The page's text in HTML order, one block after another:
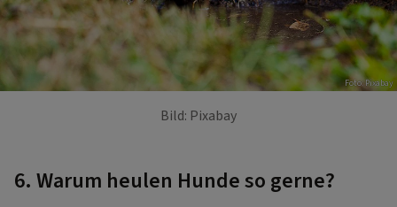
Foto: Pixabay
Bild: Pixabay
6. Warum heulen Hunde so gerne?